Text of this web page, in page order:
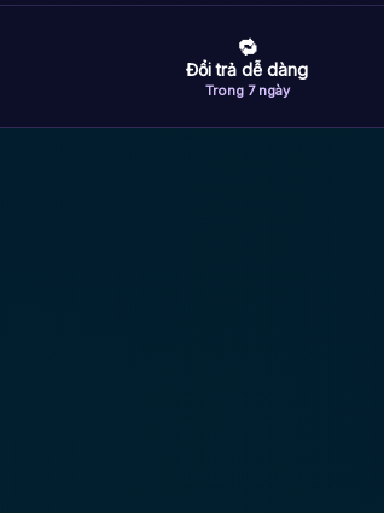
🔁
Đổi trả dễ dàng
Trong 7 ngày